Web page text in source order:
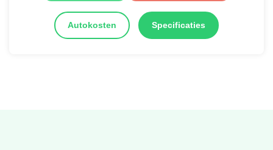
Autokosten Specificaties